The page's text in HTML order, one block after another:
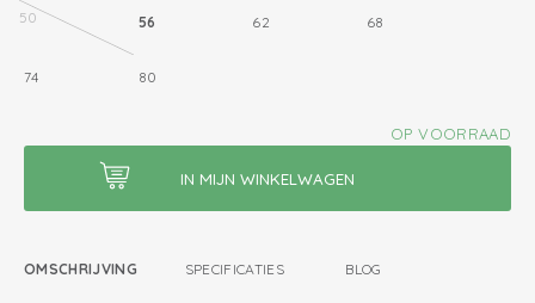
50 56 62 68
74 80
OP VOORRAAD
OMSCHRIJVING SPECIFICATIES BLOG